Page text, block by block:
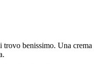
trovo benissimo. Una crema